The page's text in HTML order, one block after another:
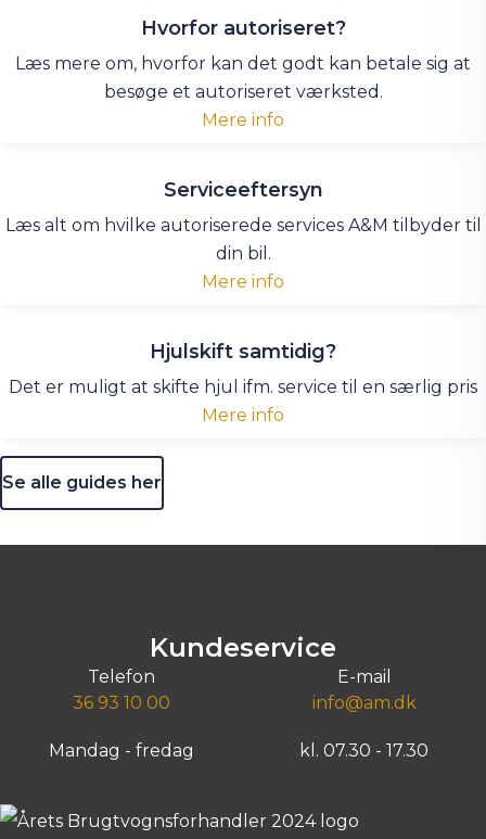
Hvorfor autoriseret?
Læs mere om, hvorfor kan det godt kan betale sig at
besøge et autoriseret værksted.
Mere info
Serviceeftersyn
Læs alt om hvilke autoriserede services A&M tilbyder til
din bil.
Mere info
Hjulskift samtidig?
Det er muligt at skifte hjul ifm. service til en særlig pris
Mere info
Se alle guides her
Kundeservice
Telefon
36 93 10 00
E-mail
info@am.dk
Mandag - fredag kl. 07.30 - 17.30